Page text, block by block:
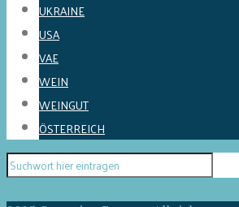
UKRAINE
USA
VAE
WEIN
WEINGUT
ÖSTERREICH